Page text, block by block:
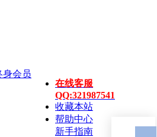
在线客服
QQ:321987541
收藏本站
帮助中心
新手指南